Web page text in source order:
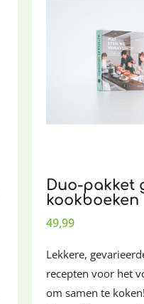
Duo-pakket
kookboeken
49,99
Lekkere,
recepten voor het
om samen te